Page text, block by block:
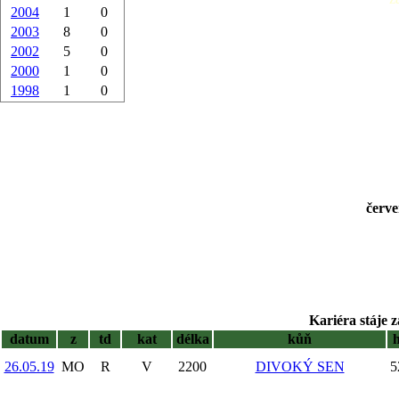
2004
1
0
2003
8
0
2002
5
0
2000
1
0
1998
1 0
Kariéra stáje
datum
z td kat délka kůň
26.05.19 MO R V 2200 DIVOKÝ SEN